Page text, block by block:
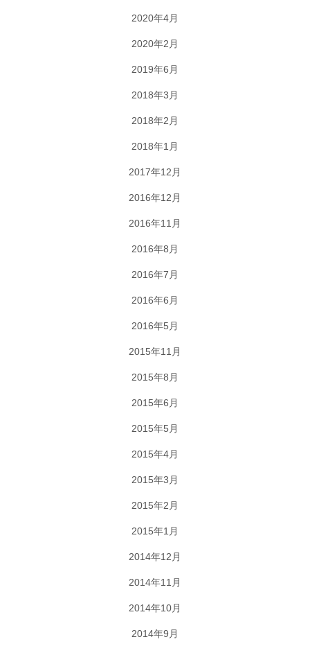
2020年4月
2020年2月
2019年6月
2018年3月
2018年2月
2018年1月
2017年12月
2016年12月
2016年11月
2016年8月
2016年7月
2016年6月
2016年5月
2015年11月
2015年8月
2015年6月
2015年5月
2015年4月
2015年3月
2015年2月
2015年1月
2014年12月
2014年11月
2014年10月
2014年9月